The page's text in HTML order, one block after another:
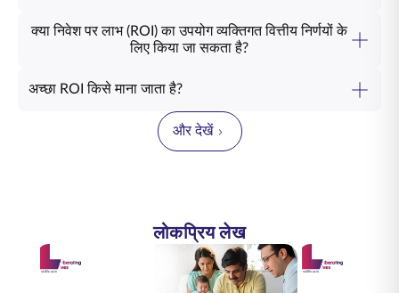
क्या निवेश पर लाभ (ROI) का उपयोग व्यक्तिगत वित्तीय निर्णयों के
लिए किया जा सकता है?
अच्छा ROI किसे माना जाता है?
और देखें
लोकप्रिय लेख